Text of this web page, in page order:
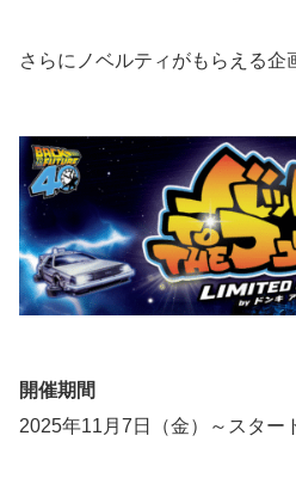
さらにノベルティがもらえる企
開催期間
2025年11月7日（金）～スター